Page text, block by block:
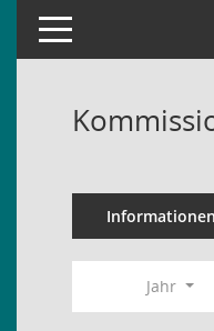
Toggle navigation
Informationen
Jahr